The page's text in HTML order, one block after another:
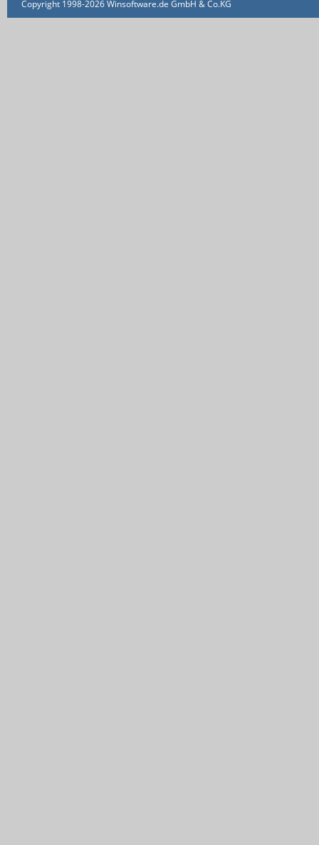
Copyright 1998-2026 Winsoftware.de GmbH & Co.KG